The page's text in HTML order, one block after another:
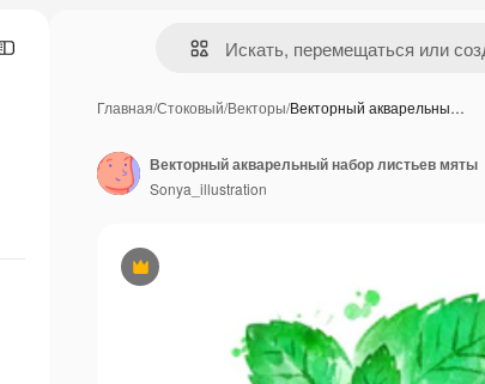
Главная/Стоковый/Векторы/Векторный акварельны…
Премиум
Векторный акварельный набор листьев мяты
Sonya_illustration